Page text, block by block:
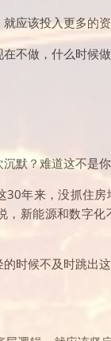
应该投入更多的资
不做，什么时候做
默？难道这不是
30年来，没抓住
，新能源和数字
时候不及时跳出